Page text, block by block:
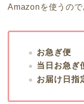
Amazonを使うの
お急ぎ便
当日お急ぎ
お届け日指